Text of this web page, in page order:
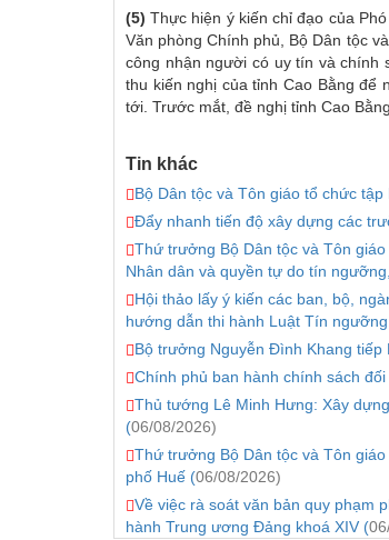
(5) Thực hiện ý kiến chỉ đạo của
Văn phòng Chính phủ, Bộ Dân tộc
công nhận người có uy tín và chính
thu kiến nghị của tỉnh Cao Bằng
tới. Trước mắt, đề nghị tỉnh Cao
Tin khác
Bộ Dân tộc và Tôn giáo tổ chức
Đẩy nhanh tiến độ xây dựng các
Thứ trưởng Bộ Dân tộc và Tôn
Nhân dân và quyền tự do tín
Hội thảo lấy ý kiến các ban, bộ,
hướng dẫn thi hành Luật Tín
Bộ trưởng Nguyễn Đình Khang tiếp
Chính phủ ban hành chính sách
Thủ tướng Lê Minh Hưng: Xây
(06/08/2026)
Thứ trưởng Bộ Dân tộc và Tôn
phố Huế (06/08/2026)
Về việc rà soát văn bản quy phạm
hành Trung ương Đảng khoá XIV (